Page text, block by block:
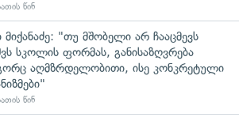
წინ
მიქანაძე: "თუ მშობელი არ ჩააცმევს
სკოლის ფორმას, განისაზღვრება
აღმზრდელობითი, ისე კონკრეტული
წინ